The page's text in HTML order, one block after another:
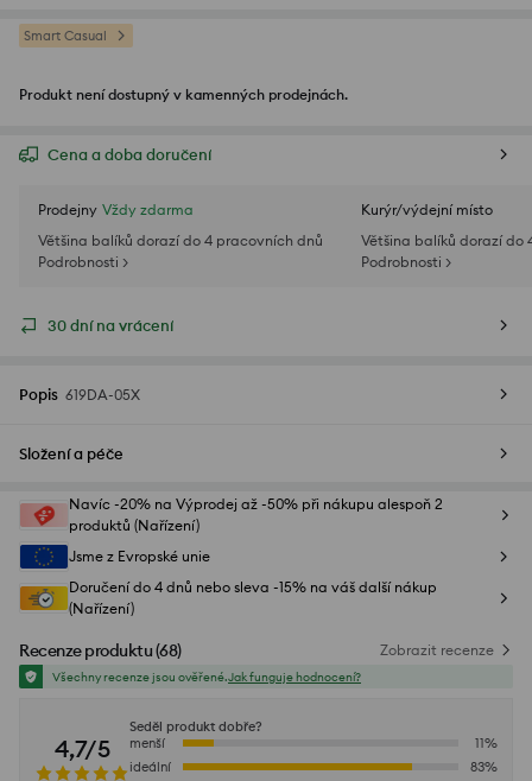
Smart Casual
Produkt není dostupný v kamenných prodejnách.
Cena a doba doručení
Prodejny Vždy zdarma
Většina balíků dorazí do 4 pracovních dnů
Podrobnosti >
Kurýr/výdejní místo
Většina balíků dorazí do
Podrobnosti >
30 dní na vrácení
Popis 619DA-05X
Složení a péče
Navíc -20% na Výprodej až -50% při nákupu alespoň 2
produktů (Nařízení)
Jsme z Evropské unie
Doručení do 4 dnů nebo sleva -15% na váš další nákup
(Nařízení)
Recenze produktu(68) Zobrazit recenze
Všechny recenze jsou ověřené.Jak funguje hodnocení?
4,7/5
Seděl produkt dobře?
menší
11%
ideální
83%